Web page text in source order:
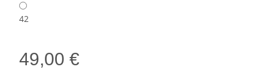
42
49,00 €